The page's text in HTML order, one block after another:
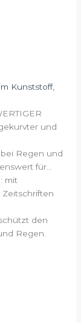
Kunststoff,
und
Regen und
für...
mit
Zeitschriften
den
Regen.